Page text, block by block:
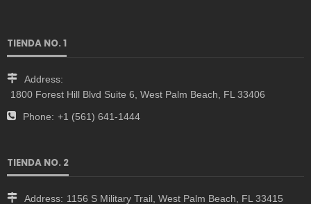
TIENDA NO. 1
Address:
1800 Forest Hill Blvd Suite 6, West Palm Beach, FL 33406
Phone: +1 (561) 641-1444
TIENDA NO. 2
Address: 1156 S Military Trail, West Palm Beach, FL 33415